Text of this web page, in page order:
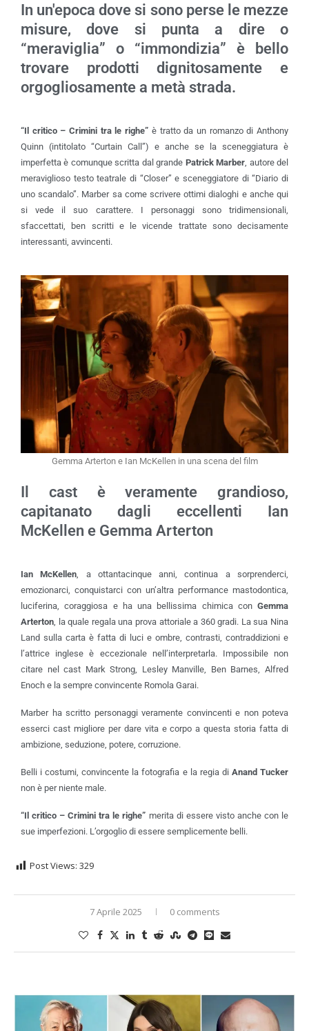
In un'epoca dove si sono perse le mezze
misure, dove si punta a dire o
“meraviglia” o “immondizia” è bello
trovare prodotti dignitosamente e
orgogliosamente a metà strada.
“Il critico – Crimini tra le righe” è tratto da un romanzo di Anthony
Quinn (intitolato “Curtain Call”) e anche se la sceneggiatura è
imperfetta è comunque scritta dal grande Patrick Marber , autore del
meraviglioso testo teatrale di “Closer” e sceneggiatore di “Diario di
uno scandalo”. Marber sa come scrivere ottimi dialoghi e anche qui
si vede il suo carattere. I personaggi sono tridimensionali,
sfaccettati, ben scritti e le vicende trattate sono decisamente
interessanti, avvincenti.
Gemma Arterton e Ian McKellen in una scena del film
Il cast è veramente grandioso,
capitanato dagli eccellenti Ian
McKellen e Gemma Arterton
Ian McKellen, a ottantacinque anni, continua a sorprenderci,
emozionarci, conquistarci con un’altra performance mastodontica,
luciferina, coraggiosa e ha una bellissima chimica con Gemma
Arterton, la quale regala una prova attoriale a 360 gradi. La sua Nina
Land sulla carta è fatta di luci e ombre, contrasti, contraddizioni e
l’attrice inglese è eccezionale nell’interpretarla. Impossibile non
citare nel cast Mark Strong, Lesley Manville, Ben Barnes, Alfred
Enoch e la sempre convincente Romola Garai.
Marber ha scritto personaggi veramente convincenti e non poteva
esserci cast migliore per dare vita e corpo a questa storia fatta di
ambizione, seduzione, potere, corruzione.
Belli i costumi, convincente la fotografia e la regia di Anand Tucker
non è per niente male.
“Il critico – Crimini tra le righe” merita di essere visto anche con le
sue imperfezioni. L’orgoglio di essere semplicemente belli.
Post Views: 329
7 Aprile 2025 0 comments